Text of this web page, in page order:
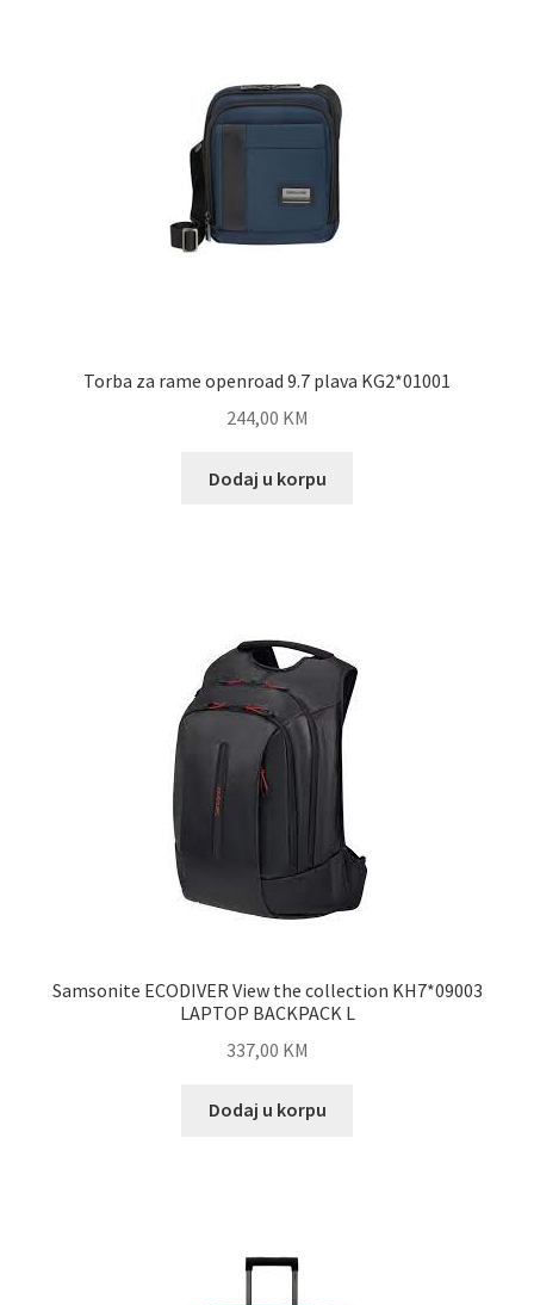
Torba za rame openroad 9.7 plava KG2*01001
244,00 KM
Dodaj u korpu
Samsonite ECODIVER View the collection KH7*09003
LAPTOP BACKPACK L
337,00 KM
Dodaj u korpu